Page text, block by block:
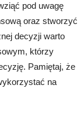
pod uwagę
oraz stworzyć
decyzji warto
którzy
Pamiętaj, że
na